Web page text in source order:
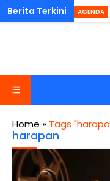
AGENDA
Home » Tags
harapan